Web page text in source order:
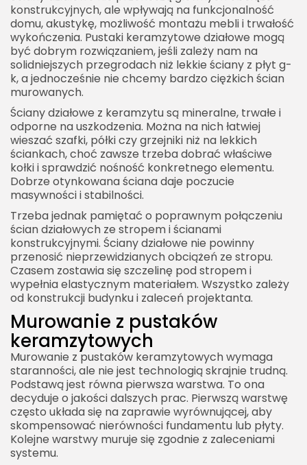
2026 Akademia Internetu Wszelkie prawa
zastrzeżone. Treści umieszczone na stronie
chronione są prawem autorskim.
konstrukcyjnych, ale wpływają na funkcjonalność
domu, akustykę, możliwość montażu mebli i trwałość
wykończenia. Pustaki keramzytowe działowe mogą
być dobrym rozwiązaniem, jeśli zależy nam na
solidniejszych przegrodach niż lekkie ściany z płyt g-
k, a jednocześnie nie chcemy bardzo ciężkich ścian
murowanych.
Ściany działowe z keramzytu są mineralne, trwałe i
odporne na uszkodzenia. Można na nich łatwiej
wieszać szafki, półki czy grzejniki niż na lekkich
ściankach, choć zawsze trzeba dobrać właściwe
kołki i sprawdzić nośność konkretnego elementu.
Dobrze otynkowana ściana daje poczucie
masywności i stabilności.
Trzeba jednak pamiętać o poprawnym połączeniu
ścian działowych ze stropem i ścianami
konstrukcyjnymi. Ściany działowe nie powinny
przenosić nieprzewidzianych obciążeń ze stropu.
Czasem zostawia się szczelinę pod stropem i
wypełnia elastycznym materiałem. Wszystko zależy
od konstrukcji budynku i zaleceń projektanta.
Murowanie z pustaków
keramzytowych
Murowanie z pustaków keramzytowych wymaga
staranności, ale nie jest technologią skrajnie trudną.
Podstawą jest równa pierwsza warstwa. To ona
decyduje o jakości dalszych prac. Pierwszą warstwę
często układa się na zaprawie wyrównującej, aby
skompensować nierówności fundamentu lub płyty.
Kolejne warstwy muruje się zgodnie z zaleceniami
systemu.